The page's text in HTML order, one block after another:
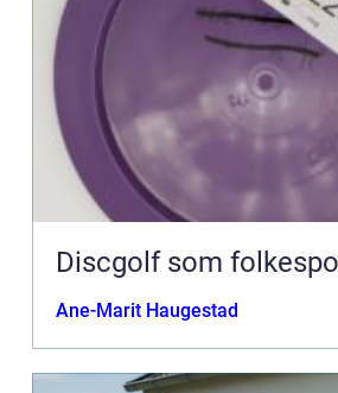
Discgolf som
Ane-Marit Haugestad